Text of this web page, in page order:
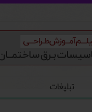
تبلیغات